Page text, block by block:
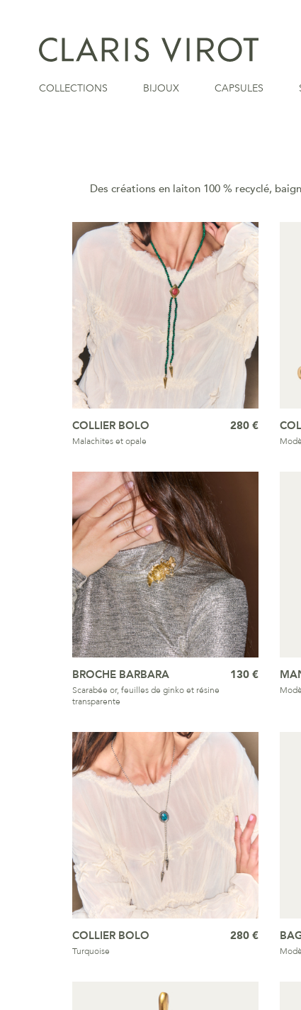
COLLECTIONS BIJOUX CAPSULES
Des créations en laiton 100 % recyclé,
COLLIER BOLO
Malachites et opale
280 €
BROCHE BARBARA
Scarabée or, feuilles de ginko et résine
transparente
130 €
COLLIER BOLO
Turquoise
280 €